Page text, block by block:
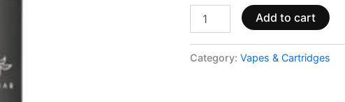
Add to cart
Category: Vapes & Cartridges